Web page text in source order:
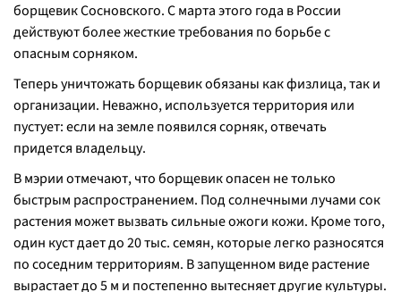
борщевик Сосновского. С марта этого года в России
действуют более жесткие требования по борьбе с
опасным сорняком.
Теперь уничтожать борщевик обязаны как физлица, так и
организации. Неважно, используется территория или
пустует: если на земле появился сорняк, отвечать
придется владельцу.
В мэрии отмечают, что борщевик опасен не только
быстрым распространением. Под солнечными лучами сок
растения может вызвать сильные ожоги кожи. Кроме того,
один куст дает до 20 тыс. семян, которые легко разносятся
по соседним территориям. В запущенном виде растение
вырастает до 5 м и постепенно вытесняет другие культуры.